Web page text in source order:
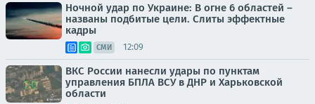
Ночной удар по Украине: В огне 6 областей –
названы подбитые цели. Слиты эффектные
кадры
СМИ 12:09
ВКС России нанесли удары по пунктам
управления БПЛА ВСУ в ДНР и Харьковской
области